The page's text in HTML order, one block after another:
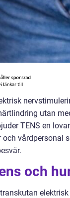
utan
TENS en
och vårdpersonal
och